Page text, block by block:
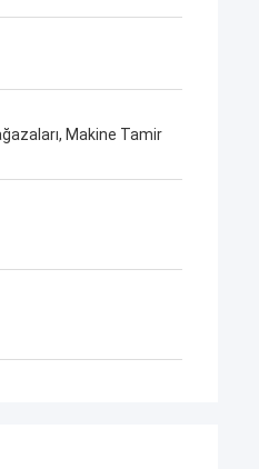
Makine Tamir